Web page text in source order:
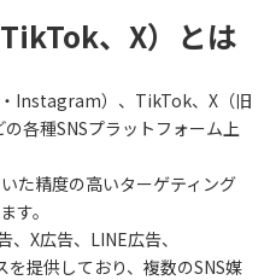
、X）とは
Instagram）、TikTok、X（旧
各種SNSプラットフォーム上
た精度の高いターゲティング
す。
X広告、LINE広告、
提供しており、複数のSNS媒